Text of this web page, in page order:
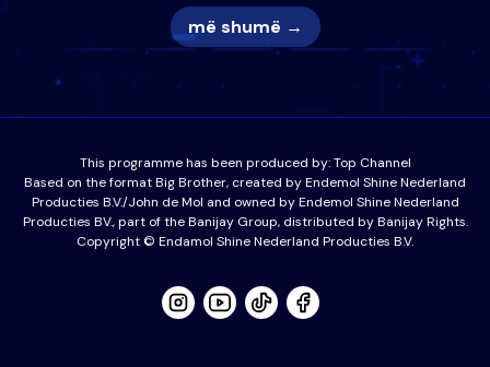
më shumë →
This programme has been produced by:Top Channel
Based on the format Big Brother, created by Endemol Shine Nederland
Producties B.V./John de Mol and owned by Endemol Shine Nederland
Producties BV., part of the Banijay Group, distributed by Banijay Rights.
Copyright © Endamol Shine Nederland Producties B.V.